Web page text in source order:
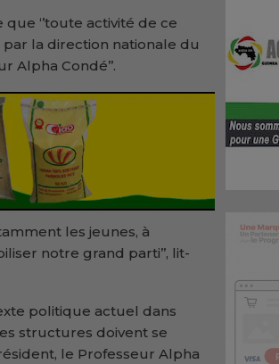
‘’toute activité de ce
la direction nationale du
Alpha Condé’’.
les jeunes, à
notre grand parti’’, lit-
politique actuel dans
structures doivent se
le Professeur Alpha